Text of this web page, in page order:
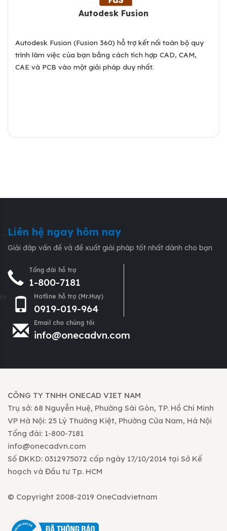
Autodesk Fusion
Autodesk Fusion (Fusion 360) hỗ trợ kết nối toàn bộ quy
trình làm việc của bạn bằng cách tích hợp CAD, CAM,
CAE và PCB vào một giải pháp duy nhất.
Liên hệ ngay hôm nay
Giải đáp vấn đề và đề xuất giải pháp tốt nhất dành cho bạn
Tổng đài hỗ trợ
1-800-7181
Hotline hỗ trợ (Mr.Huy)
0919-019-964
Email cho chúng tôi
info@onecadvn.com
CÔNG TY TNHH ONECAD VIET NAM
Trụ sở: 68 Nguyễn Huệ, Phường Sài Gòn, TP. Hồ Chí Minh
VP Hà Nội: 25 Lý Thường Kiệt, Phường Cửa Nam, Hà Nội
Tổng đài: 1-800-7181
info@onecadvn.com
Số ĐKKD: 0312975072 cấp ngày 17/10/2014 tại Sở Kế
hoạch và Đầu tư Tp. HCM
© Copyright 2008-2019 OneCadvietnam